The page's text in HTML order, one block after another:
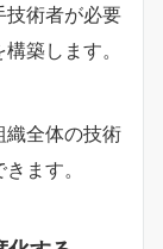
技術者が必要
築します。
織全体の技術
ます。